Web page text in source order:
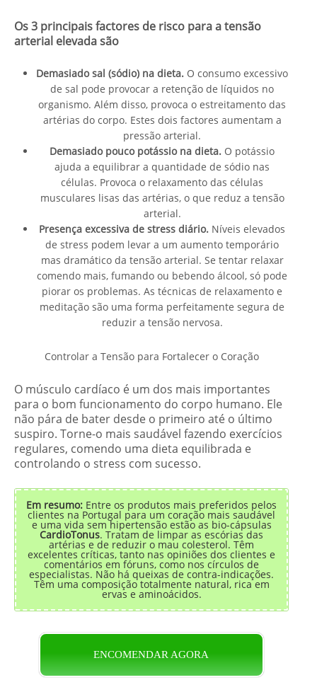
Os 3 principais factores de risco para a tensão
arterial elevada são
Demasiado sal (sódio) na dieta. O consumo excessivo
de sal pode provocar a retenção de líquidos no
organismo. Além disso, provoca o estreitamento das
artérias do corpo. Estes dois factores aumentam a
pressão arterial.
Demasiado pouco potássio na dieta. O potássio
ajuda a equilibrar a quantidade de sódio nas
células. Provoca o relaxamento das células
musculares lisas das artérias, o que reduz a tensão
arterial.
Presença excessiva de stress diário. Níveis elevados
de stress podem levar a um aumento temporário
mas dramático da tensão arterial. Se tentar relaxar
comendo mais, fumando ou bebendo álcool, só pode
piorar os problemas. As técnicas de relaxamento e
meditação são uma forma perfeitamente segura de
reduzir a tensão nervosa.
Controlar a Tensão para Fortalecer o Coração
O músculo cardíaco é um dos mais importantes
para o bom funcionamento do corpo humano. Ele
não pára de bater desde o primeiro até o último
suspiro. Torne-o mais saudável fazendo exercícios
regulares, comendo uma dieta equilibrada e
controlando o stress com sucesso.
Em resumo: Entre os produtos mais preferidos pelos
clientes na Portugal para um coração mais saudável
e uma vida sem hipertensão estão as bio-cápsulas
CardioTonus. Tratam de limpar as escórias das
artérias e de reduzir o mau colesterol. Têm
excelentes críticas, tanto nas opiniões dos clientes e
comentários em fóruns, como nos círculos de
especialistas. Não há queixas de contra-indicações.
Têm uma composição totalmente natural, rica em
ervas e aminoácidos.
ENCOMENDAR AGORA